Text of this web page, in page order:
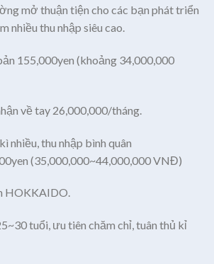
mở thuận tiện cho các bạn phát triển
nhiều thu nhập siêu cao.
155,000yen (khoảng 34,000,000
về tay 26,000,000/tháng.
nhiều, thu nhập bình quân
(35,000,000~44,000,000 VNĐ)
HOKKAIDO.
tuổi, ưu tiên chăm chỉ, tuân thủ kỉ